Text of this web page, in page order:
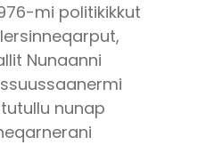
mi politikikkut
Nunaanni
nunap